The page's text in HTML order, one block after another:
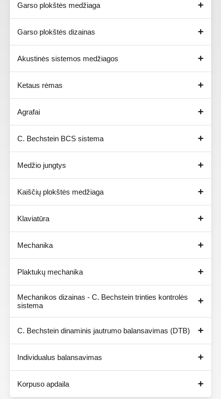
Garso plokštės medžiaga
Garso plokštės dizainas
Akustinės sistemos medžiagos
Ketaus rėmas
Agrafai
C. Bechstein BCS sistema
Medžio jungtys
Kaiščių plokštės medžiaga
Klaviatūra
Mechanika
Plaktukų mechanika
Mechanikos dizainas - C. Bechstein trinties kontrolės
sistema
C. Bechstein dinaminis jautrumo balansavimas (DTB)
Individualus balansavimas
Korpuso apdaila